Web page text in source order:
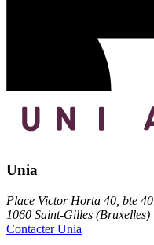
Unia
Place Victor Horta 40, bte 40
1060 Saint-Gilles (Bruxelles)
Contacter Unia